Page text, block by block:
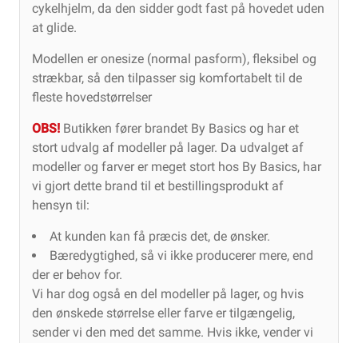
cykelhjelm, da den sidder godt fast på hovedet uden
at glide.
Modellen er onesize (normal pasform), fleksibel og
strækbar, så den tilpasser sig komfortabelt til de
fleste hovedstørrelser
OBS! Butikken fører brandet By Basics og har et
stort udvalg af modeller på lager. Da udvalget af
modeller og farver er meget stort hos By Basics, har
vi gjort dette brand til et bestillingsprodukt af
hensyn til:
At kunden kan få præcis det, de ønsker.
Bæredygtighed, så vi ikke producerer mere, end
der er behov for.
Vi har dog også en del modeller på lager, og hvis
den ønskede størrelse eller farve er tilgængelig,
sender vi den med det samme. Hvis ikke, vender vi